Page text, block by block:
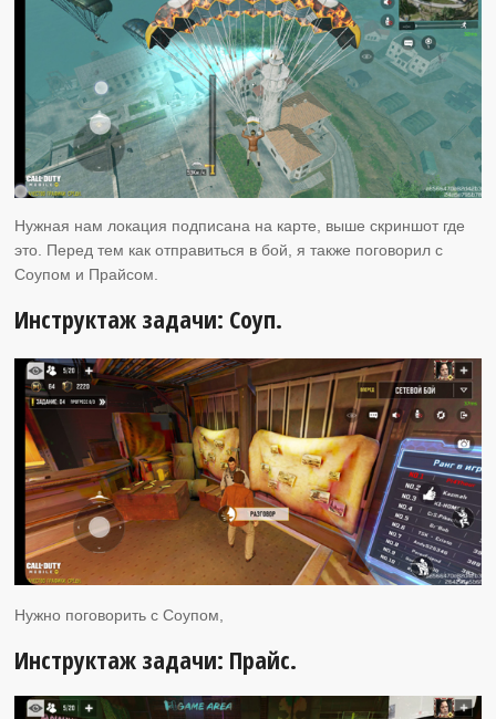
Нужная нам локация подписана на карте, выше скриншот где
это. Перед тем как отправиться в бой, я также поговорил с
Соупом и Прайсом.
Инструктаж задачи: Соуп.
Нужно поговорить с Соупом,
Инструктаж задачи: Прайс.